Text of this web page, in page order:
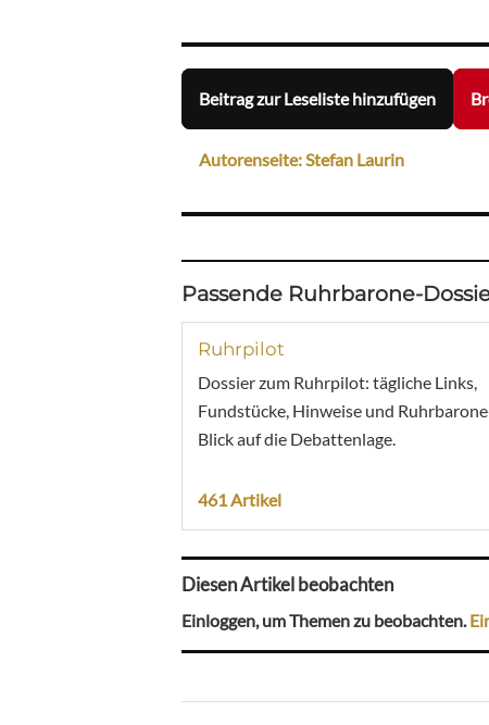
Beitrag zur Leseliste hinzufügen
Autorenseite: Stefan Laurin
Passende Ruhrbarone-
Ruhrpilot
Dossier zum Ruhrpilot: tägliche Links,
Fundstücke, Hinweise und
Blick auf die Debattenlage.
461 Artikel
Diesen Artikel beobachten
Einloggen, um Themen zu beobachten.